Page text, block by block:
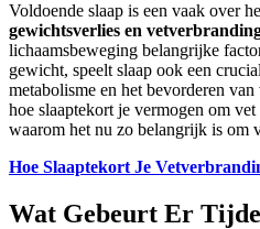
Voldoende slaap is een vaak over
gewichtsverlies en
lichaamsbeweging belangrijke
gewicht, speelt slaap ook een
metabolisme en het bevorderen
hoe slaaptekort je vermogen om
waarom het nu zo belangrijk is om
Hoe Slaaptekort Je
Wat Gebeurt Er